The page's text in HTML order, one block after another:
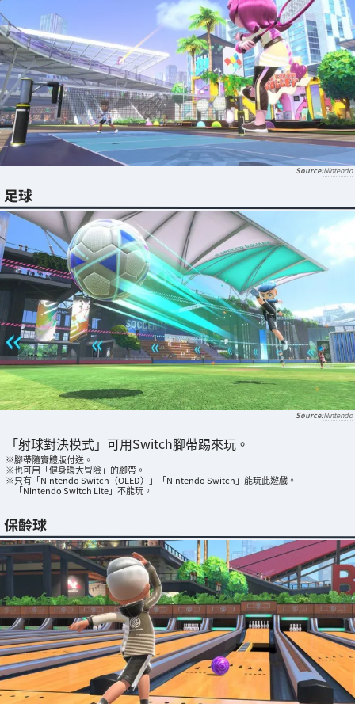
Nintendo
足球
Nintendo
「射球對決模式」可用Switch腳帶踢來玩。
※腳帶隨實體版付送。
※也可用「健身環大冒險」的腳帶。
※只有「Nintendo Switch（OLED）」「Nintendo Switch」能玩此遊戲。
「Nintendo Switch Lite」不能玩。
保齡球